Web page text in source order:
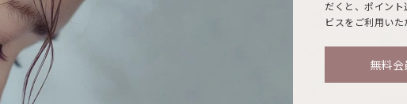
だくと、ポイン
ビスをご利用いた
無料会